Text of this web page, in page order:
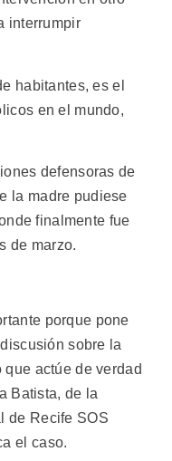
interrumpir
habitantes, es el
en el mundo,
defensoras de
la madre pudiese
finalmente fue
de marzo.
porque pone
sobre la
actúe de verdad
Batista, de la
de Recife SOS
el caso.